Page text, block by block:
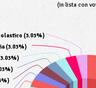
(in lista con
(3.03%)
(3.03%)